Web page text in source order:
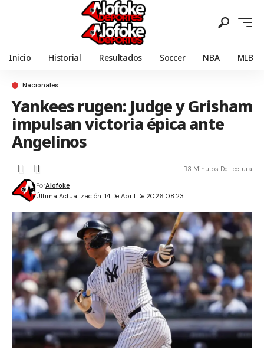
Inicio Historial Resultados Soccer NBA MLB
Nacionales
Yankees rugen: Judge y Grisham
impulsan victoria épica ante
Angelinos
Última Actualización: 14 De Abril De 2026 08:23
PorAlofoke
3 Minutos De Lectura